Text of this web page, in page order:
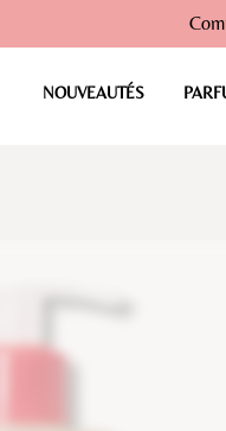
NOUVEAUTÉS